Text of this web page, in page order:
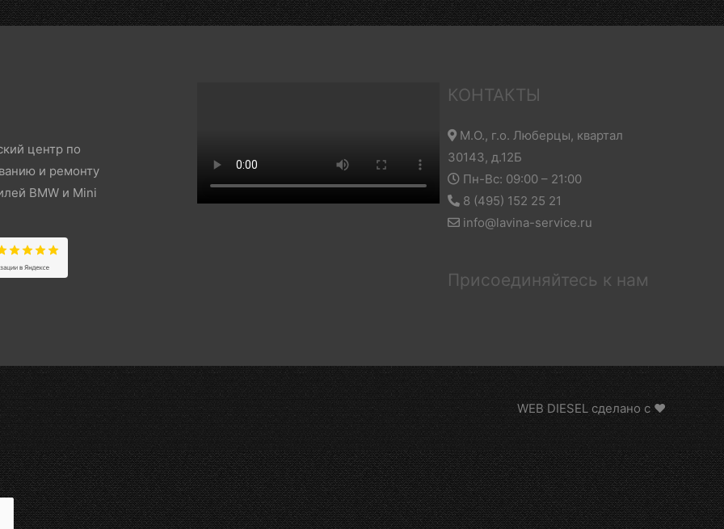
центр по
и ремонту
BMW и Mini
КОНТАКТЫ
М.О., г.о. Люберцы, квартал
30143, д.12Б
Пн-Вс: 09:00 – 21:00
8 (495) 152 25 21
info@lavina-service.ru
Присоединяйтесь к нам
WEB DIESEL сделано с ❤